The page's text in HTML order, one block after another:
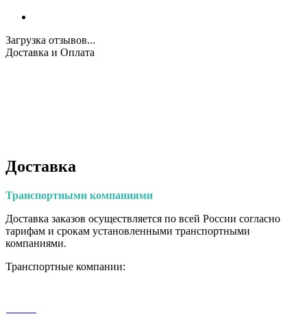
Загрузка отзывов...
Доставка и Оплата
Доставка
Транспортными компаниями
Доставка заказов осуществляется по всей России согласно
тарифам и срокам установленными транспортными
компаниями.
Транспортные компании: